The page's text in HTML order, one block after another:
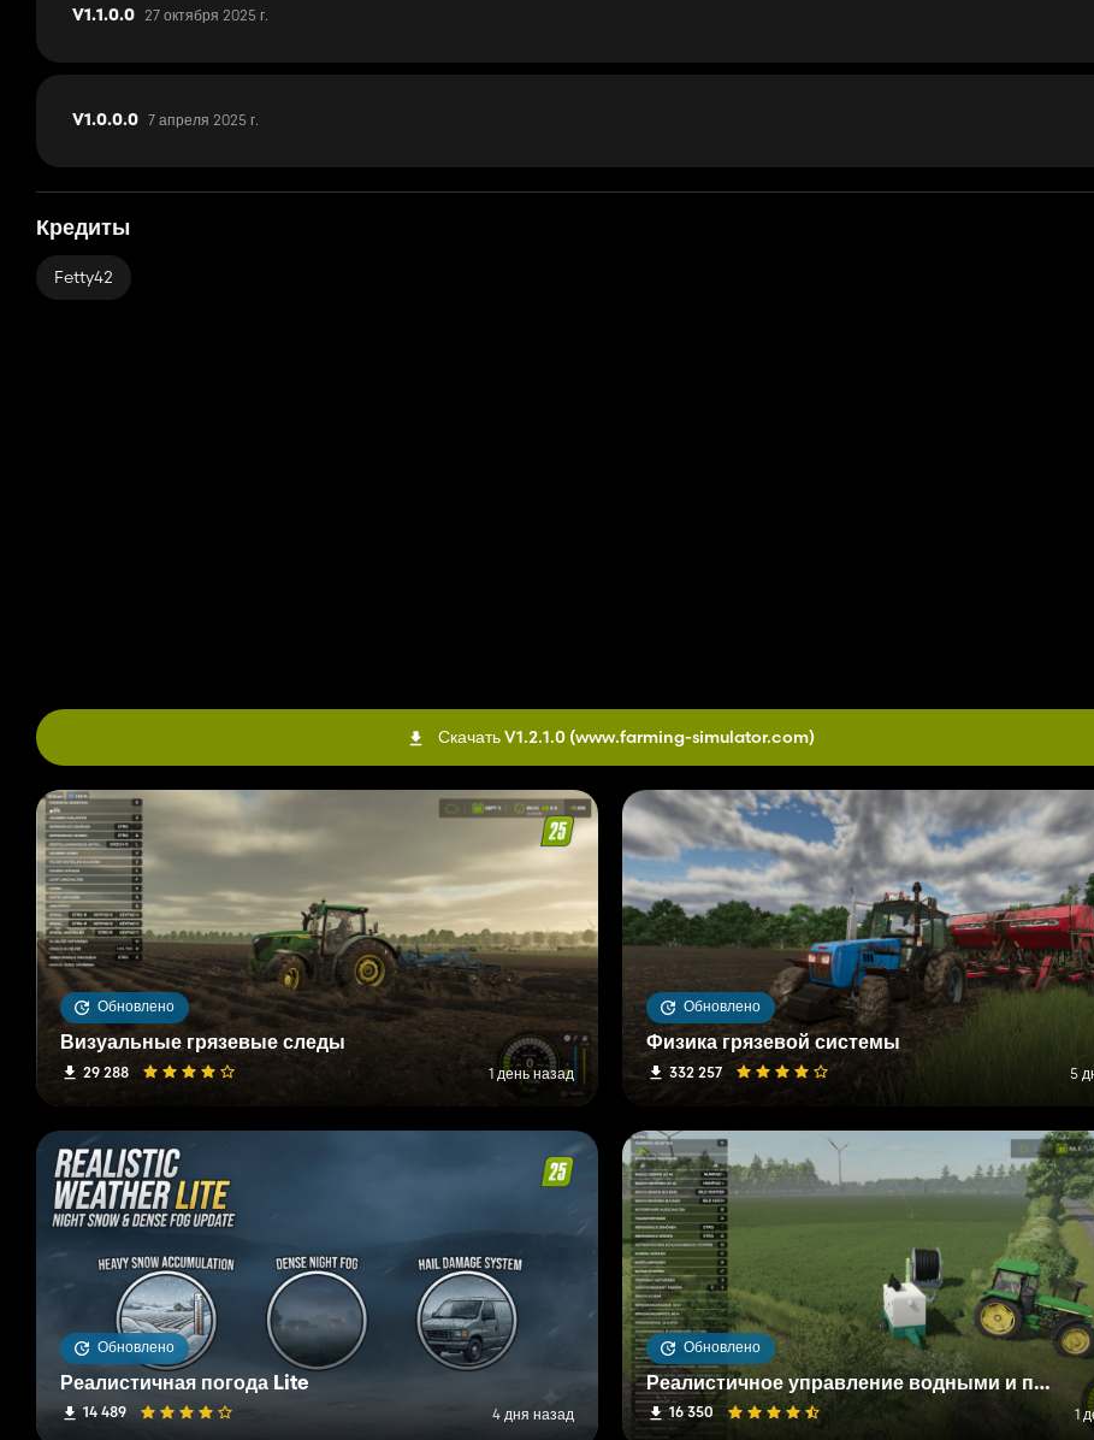
V1.1.0.0 27 октября 2025 г.
V1.0.0.0 7 апреля 2025 г.
Кредиты
Fetty42
Скачать V1.2.1.0 (www.farming-simulator.com)
Обновлено
Визуальные грязевые следы
29 288 1 день назад
Обновлено
Физика грязевой системы
332 257 5
Обновлено
Реалистичная погода Lite
14 489 4 дня назад
Обновлено
Реалистичное управление водными и почвенными ресурсами (RWSM)
16 350 1